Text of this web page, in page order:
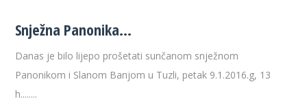
Snježna Panonika…
Danas je bilo lijepo prošetati sunčanom snježnom
Panonikom i Slanom Banjom u Tuzli, petak 9.1.2016.g, 13
h........